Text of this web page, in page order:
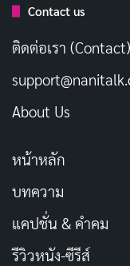
ด้า
ไฮไลท์ที่สุดของตอน
Contact us
ติดต่อเรา (Contact)
About Us
หน้าหลัก
บทความ
แคปชั่น & คำคม
รีวิวหนัง-ซีรีส์